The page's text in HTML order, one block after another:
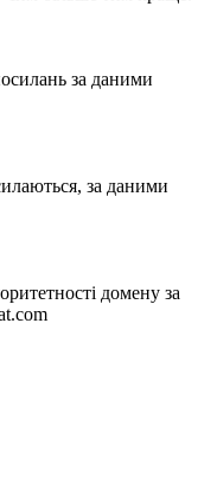
за даними
за даними
домену за